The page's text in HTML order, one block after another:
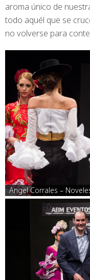
aroma único de
todo aquél que se
no volverse para
Angel Corrales –